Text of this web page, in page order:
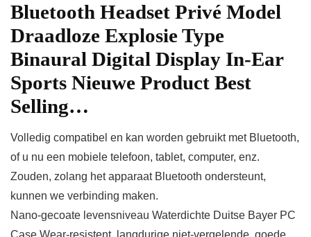
Bluetooth Headset Privé Model
Draadloze Explosie Type
Binaural Digital Display In-Ear
Sports Nieuwe Product Best
Selling…
Volledig compatibel en kan worden gebruikt met Bluetooth,
of u nu een mobiele telefoon, tablet, computer, enz.
Zouden, zolang het apparaat Bluetooth ondersteunt,
kunnen we verbinding maken.
Nano-gecoate levensniveau Waterdichte Duitse Bayer PC